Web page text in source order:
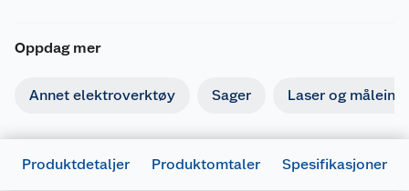
Oppdag mer
Annet elektroverktøy Sager Laser og
Produktdetaljer Produktomtaler Spesifikasjoner